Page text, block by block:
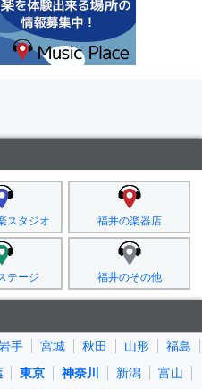
スタジオ 福井の楽器店
テージ 福井のその他
手 宮城 秋田 山形
福島
東京 神奈川 新潟
富山